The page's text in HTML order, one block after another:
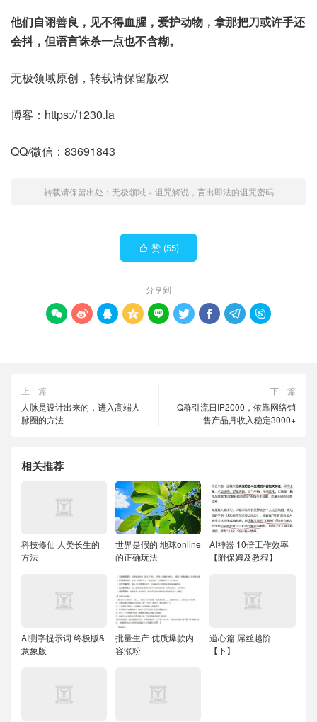
他们自诩善良，见不得血腥，爱护动物，拿那把刀或许手还
会抖，但语言诛杀一点也不含糊。
无极领域原创，转载请保留版权
博客：https://1230.la
QQ/微信：83691843
转载请保留出处： 无极领域 » 诅咒解说，言出即法的诅咒密码
 赞 (55)
分享到
        
上一篇
人脉是设计出来的，进入高端人
脉圈的方法
下一篇
Q群引流日IP2000，依靠网络销
售产品月收入稳定3000+
相关推荐
科技修仙 人类长生的
方法
世界是假的 地球online
的正确玩法
AI神器 10倍工作效率
【附保姆及教程】
AI测字提示词 终极版&
意象版
批量生产 优质爆款内
容涨粉
道心篇 屌丝越阶
【下】